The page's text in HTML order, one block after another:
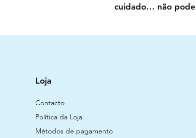
cuidado… não
Loja
Contacto
Política da Loja
Métodos de pagamento